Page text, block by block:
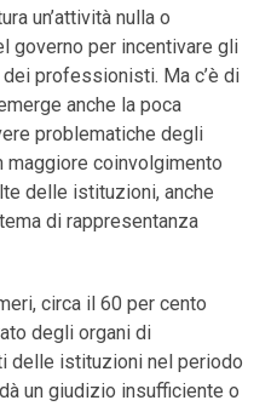
un’attività nulla o
governo per incentivare gli
professionisti. Ma c’è di
anche la poca
problematiche degli
maggiore coinvolgimento
delle istituzioni, anche
di rappresentanza
circa il 60 per cento
degli organi di
delle istituzioni nel periodo
un giudizio insufficiente o